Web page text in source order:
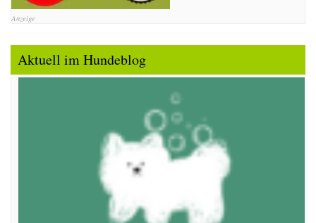
Anzeige
Aktuell im Hundeblog